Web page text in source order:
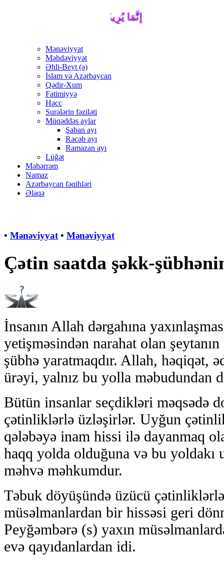
إِنَّمَا يُرِيدُ اللَّهُ لِيُذْهِبَ عَنْكُمُ
Mənəviyyat
Məhdəviyyət
Əhli-Beyt (ə)
İslam və Azərbaycan
Qədir-Xum
Fatimiyyə
Həcc
Surələrin fəziləti
Müqəddəs aylar
Şaban ayı
Rəcəb ayı
Ramazan ayı
Lüğət
Məhərrəm
Namaz
Azərbaycan fəqihləri
Əlaqə
• Mənəviyyat • Mənəviyyat
Çətin saatda şəkk-
İnsanın Allah dərgahına
yetişməsindən narahat olan
şübhə yaratmaqdır. Allah, həqiqət,
ürəyi, yalnız bu yolla məbudundan
Bütün insanlar seçdikləri məqsədə
çətinliklərlə üzləşirlər. Uyğun
qələbəyə inam hissi ilə dayanmaq
haqq yolda olduğuna və bu yoldakı
məhvə məhkumdur.
Təbuk döyüşündə üzücü çətinliklərlə
müsəlmanlardan bir hissəsi geri
Peyğəmbərə (s) yaxın
evə qayıdanlardan idi.